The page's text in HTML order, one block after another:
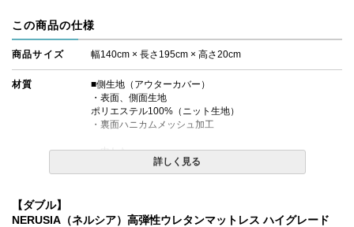
この商品の仕様
商品サイズ 幅140cm × 長さ195cm × 高さ20cm
材質
■側生地（アウターカバー）
・表面、側面生地
ポリエステル100%（ニット生地）
・裏面ハニカムメッシュ加工
・中わた
ポリエステル100%
防ダニ抗菌防臭わた使用
・上層(厚み8cm)
詳しく見る
【ダブル】
NERUSIA（ネルシア）高弾性ウレタンマットレス ハイグレード